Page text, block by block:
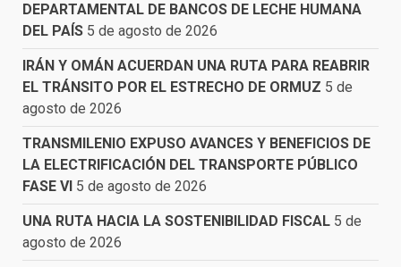
DEPARTAMENTAL DE BANCOS DE LECHE HUMANA
DEL PAÍS 5 de agosto de 2026
IRÁN Y OMÁN ACUERDAN UNA RUTA PARA REABRIR
EL TRÁNSITO POR EL ESTRECHO DE ORMUZ 5 de
agosto de 2026
TRANSMILENIO EXPUSO AVANCES Y BENEFICIOS DE
LA ELECTRIFICACIÓN DEL TRANSPORTE PÚBLICO
FASE VI 5 de agosto de 2026
UNA RUTA HACIA LA SOSTENIBILIDAD FISCAL 5 de
agosto de 2026